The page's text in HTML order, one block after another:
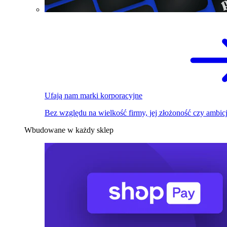
Ufają nam marki korporacyjne
Bez względu na wielkość firmy, jej złożoność czy
Wbudowane w każdy sklep